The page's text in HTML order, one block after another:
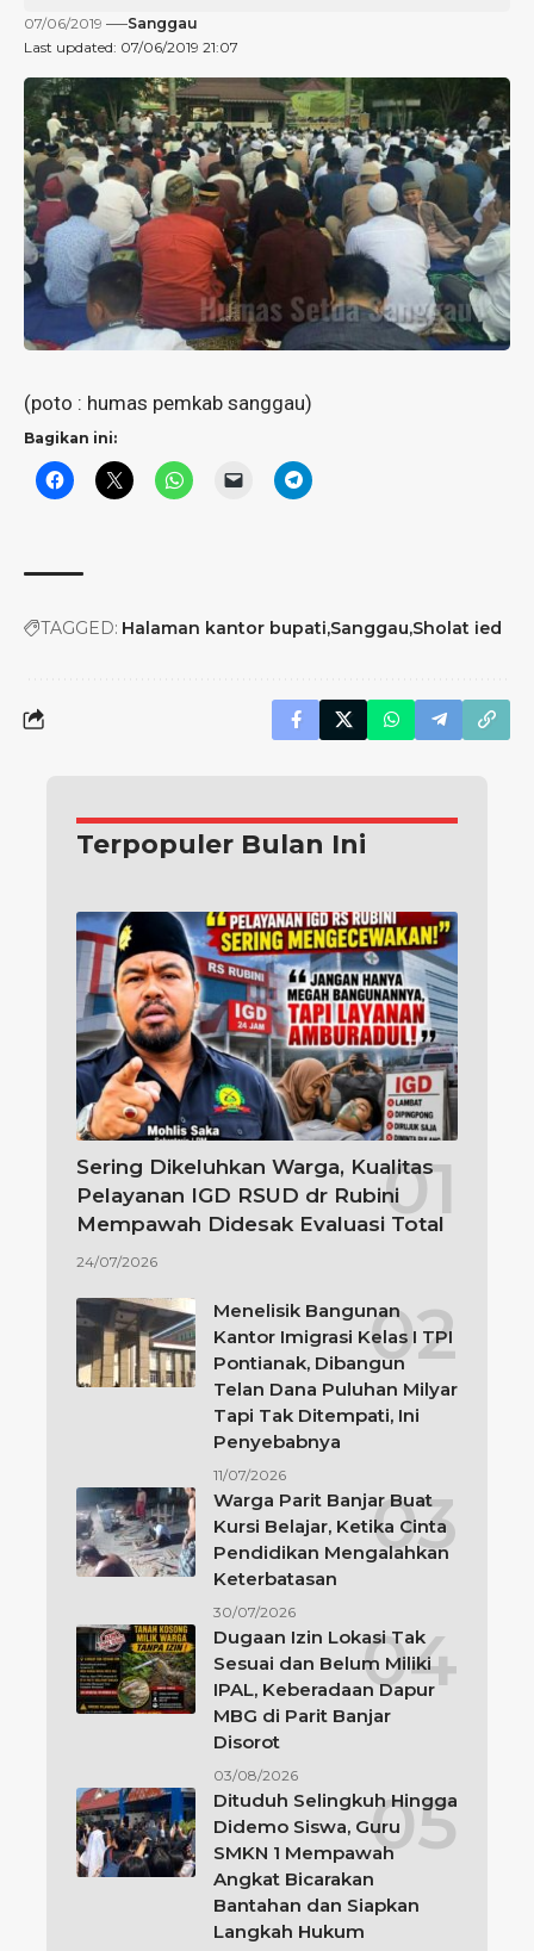
Last updated: 07/06/2019 21:07
07/06/2019 Sanggau
(poto : humas pemkab sanggau)
Bagikan ini:
TAGGED: Halaman kantor bupati Sanggau Sholat ied
Terpopuler Bulan Ini
Sering Dikeluhkan Warga, Kualitas
Pelayanan IGD RSUD dr Rubini
Mempawah Didesak Evaluasi Total
24/07/2026
Menelisik Bangunan
Kantor Imigrasi Kelas I TPI
Pontianak, Dibangun
Telan Dana Puluhan Milyar
Tapi Tak Ditempati, Ini
Penyebabnya
11/07/2026
Warga Parit Banjar Buat
Kursi Belajar, Ketika Cinta
Pendidikan Mengalahkan
Keterbatasan
30/07/2026
Dugaan Izin Lokasi Tak
Sesuai dan Belum Miliki
IPAL, Keberadaan Dapur
MBG di Parit Banjar
Disorot
03/08/2026
Dituduh Selingkuh Hingga
Didemo Siswa, Guru
SMKN 1 Mempawah
Angkat Bicarakan
Bantahan dan Siapkan
Langkah Hukum